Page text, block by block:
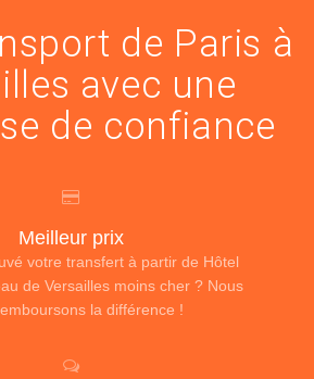
de Paris à
avec une
de confiance
Meilleur prix
votre transfert à partir de Hôtel
de Versailles moins cher ? Nous
la différence !